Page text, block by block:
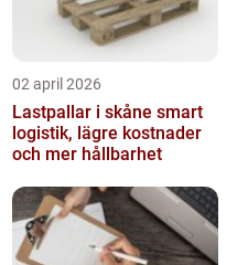
02 april 2026
Lastpallar i skåne smart
logistik, lägre kostnader
och mer hållbarhet